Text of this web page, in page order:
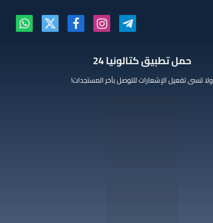
تيلقرام الانستغرامفيسبوكX
واتساب
‫حمل تطبيق كتالونيا 24
ولا تنسى تفعيل الإشعارات للتوصل بآخر المستجدات!